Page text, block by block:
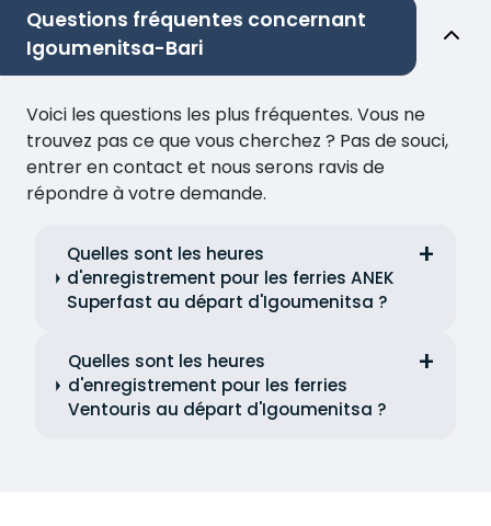
Questions fréquentes concernant
Igoumenitsa-Bari
Voici les questions les plus fréquentes. Vous ne
trouvez pas ce que vous cherchez ? Pas de souci,
entrer en contact et nous serons ravis de
répondre à votre demande.
Quelles sont les heures
d'enregistrement pour les ferries ANEK
Superfast au départ d'Igoumenitsa ?
Quelles sont les heures
d'enregistrement pour les ferries
Ventouris au départ d'Igoumenitsa ?